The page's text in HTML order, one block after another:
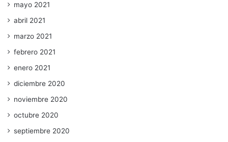
mayo 2021
abril 2021
marzo 2021
febrero 2021
enero 2021
diciembre 2020
noviembre 2020
octubre 2020
septiembre 2020